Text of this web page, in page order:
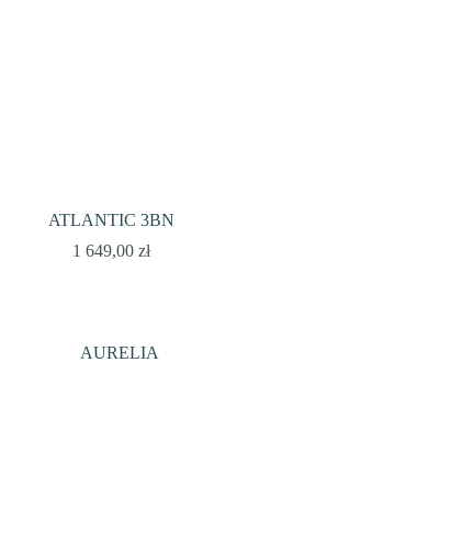
ATLANTIC 3BN
1 649,00 zł